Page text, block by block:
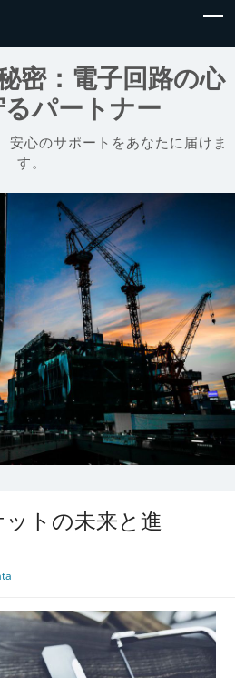
密：電子回路の心
パートナー
安心のサポートをあなたに届けま
す。
トの未来と進